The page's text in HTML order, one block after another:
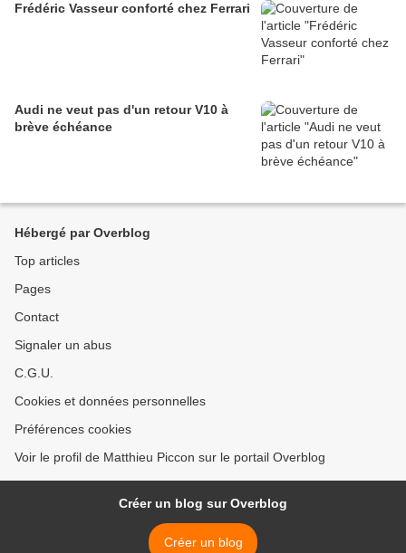
Frédéric Vasseur conforté chez Ferrari
Audi ne veut pas d'un retour V10 à
brève échéance
Hébergé par Overblog
Top articles
Pages
Contact
Signaler un abus
C.G.U.
Cookies et données personnelles
Préférences cookies
Voir le profil de Matthieu Piccon sur le portail Overblog
Créer un blog sur Overblog
Créer un blog